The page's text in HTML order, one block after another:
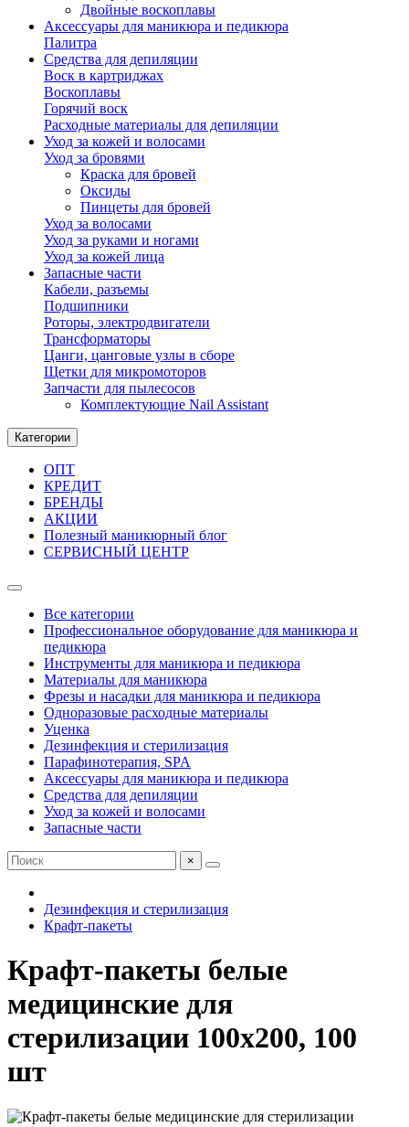
Двойные воскоплавы
Аксессуары для маникюра и педикюра
Палитра
Средства для депиляции
Воск в картриджах
Воскоплавы
Горячий воск
Расходные материалы для депиляции
Уход за кожей и волосами
Уход за бровями
Краска для бровей
Оксиды
Пинцеты для бровей
Уход за волосами
Уход за руками и ногами
Уход за кожей лица
Запасные части
Кабели, разъемы
Подшипники
Роторы, электродвигатели
Трансформаторы
Цанги, цанговые узлы в сборе
Щетки для микромоторов
Запчасти для пылесосов
Комплектующие Nail Assistant
Категории
ОПТ
КРЕДИТ
БРЕНДЫ
АКЦИИ
Полезный маникюрный блог
СЕРВИСНЫЙ ЦЕНТР
Все категории
Профессиональное оборудование для маникюра и
педикюра
Инструменты для маникюра и педикюра
Материалы для маникюра
Фрезы и насадки для маникюра и педикюра
Одноразовые расходные материалы
Уценка
Дезинфекция и стерилизация
Парафинотерапия, SPA
Аксессуары для маникюра и педикюра
Средства для депиляции
Уход за кожей и волосами
Запасные части
×
Дезинфекция и стерилизация
Крафт-пакеты
Крафт-пакеты белые
медицинские для
стерилизации 100х200, 100
шт